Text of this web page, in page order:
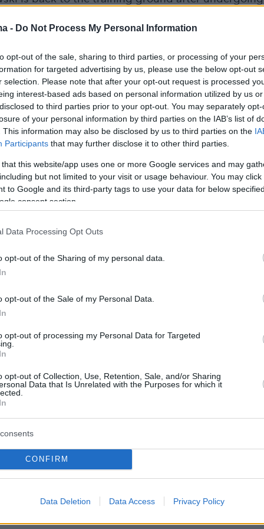
- Do Not Process My Personal Information
opt-out of the sale, sharing to third parties, or processing of your
for targeted advertising by us, please use the below opt-out
selection. Please note that after your opt-out request is processed
interest-based ads based on personal information utilized by us
to third parties prior to your opt-out. You may separately
of your personal information by third parties on the IAB’s list of
This information may also be disclosed by us to third parties on the
Participants that may further disclose it to other third parties.
that this website/app uses one or more Google services and may
but not limited to your visit or usage behaviour. You may
to Google and its third-party tags to use your data for below
consent section.
Data Processing Opt Outs
opt-out of the Sharing of my personal data.
opt-out of the Sale of my Personal Data.
opt-out of processing my Personal Data for Targeted
opt-out of Collection, Use, Retention, Sale, and/or Sharing
Data that Is Unrelated with the Purposes for which it
CONFIRM
Data Deletion Data Access Privacy Policy
serious [🎥
& Germany (@iMiaSanMia)March 15, 2022
σέντερ φορ πέρασε άμεσα από εξετάσεις και
την επίσημη ενημέρωση του κλαμπ ο «Λέβα»
από την προπόνηση με έναν
και η κατάσταση του δεν εμπνέει
Καμιά ανοχή σε αυταρχικούς ηγέτες που
τα σύνορα
που μετέφερε μαθητές στη
κρίσιμο σταυροδρόμι για συμφωνία με τη
το Κίεβο
protothema.gr στο Google News
και μάθετε πρώτοι